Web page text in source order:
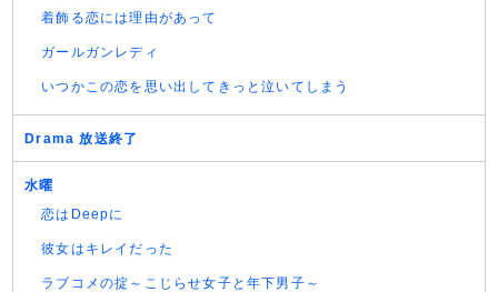
着飾る恋には理由があって
ガールガンレディ
いつかこの恋を思い出してきっと泣いてしまう
Drama 放送終了
水曜
恋はDeepに
彼女はキレイだった
ラブコメの掟～こじらせ女子と年下男子～